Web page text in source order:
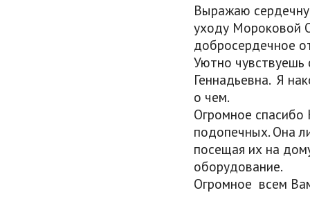
Выражаю
уходу Мороковой
добросердечное
Уютно чувствуешь
Геннадьевна. Я
о чем.
Огромное спасибо
подопечных. Она
посещая их на
оборудование.
Огромное всем